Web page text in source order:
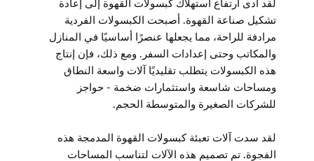
لقد أدى ارتفاع استهلاك كبسولات القهوة إلى إعادة
تشكيل صناعة القهوة. أصبحت الكبسولات الفردية
مرادفة للراحة، مما يجعلها عنصرًا أساسيًا في المنازل
والمكاتب وحتى إعدادات السفر. ومع ذلك، فإن إنتاج
هذه الكبسولات يتطلب تقليديًا آلات واسعة النطاق
ومساحات شاسعة واستثمارات ضخمة - حواجز
للشركات الصغيرة والمتوسطة الحجم.
لقد سدت آلات تعبئة كبسولات القهوة المدمجة هذه
الفجوة. تم تصميم هذه الآلات لتناسب المساحات